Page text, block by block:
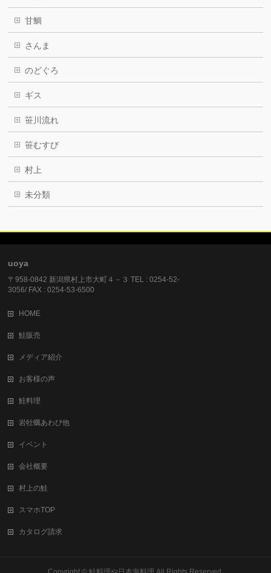
甘鯛
さんま
のどぐろ
ギス
笹川流れ
笹むすび
村上
未分類
uoya
〒958-0842 新潟県村上市大町４－３ TEL : 0254-52-
3056/ FAX : 0254-53-6500
HOME
鮭販売
メディア紹介
お客様の声
鮭料理
岩牡蠣あわび他
イベント
会社概要
村上の鮭
スマホTOP
カタログ請求